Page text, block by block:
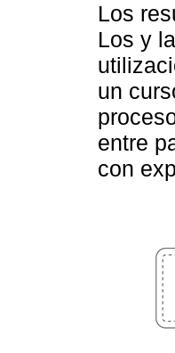
Los
Los y
un
entre
con